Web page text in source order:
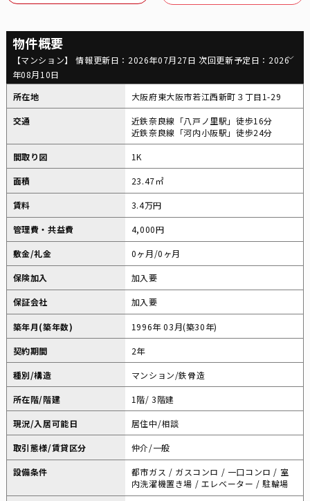
物件概要
【マンション】 情報更新日：2026年07月27日 次回更新予定日：2026
年08月10日
所在地
大阪府東大阪市若江西新町３丁目1-29
交通
近鉄奈良線「八戸ノ里駅」徒歩16分
近鉄奈良線「河内小阪駅」徒歩24分
間取り図 1K
面積 23.47㎡
賃料 3.4万円
管理費・共益費 4,000円
敷金/礼金 0ヶ月/0ヶ月
保険加入 加入要
保証会社 加入要
築年月(築年数) 1996年 03月(築30年)
契約期間 2年
種別/構造 マンション/鉄骨造
所在階/階建 1階/ 3階建
現況/入居可能日 居住中/相談
取引態様/賃貸区分 仲介/一般
設備条件
都市ガス / ガスコンロ / 一口コンロ / 室
内洗濯機置き場 / エレベーター / 駐輪場